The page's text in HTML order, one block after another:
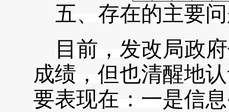
五、存在的主要
目前，发改局政
成绩，但也清醒地
要表现在：一是信